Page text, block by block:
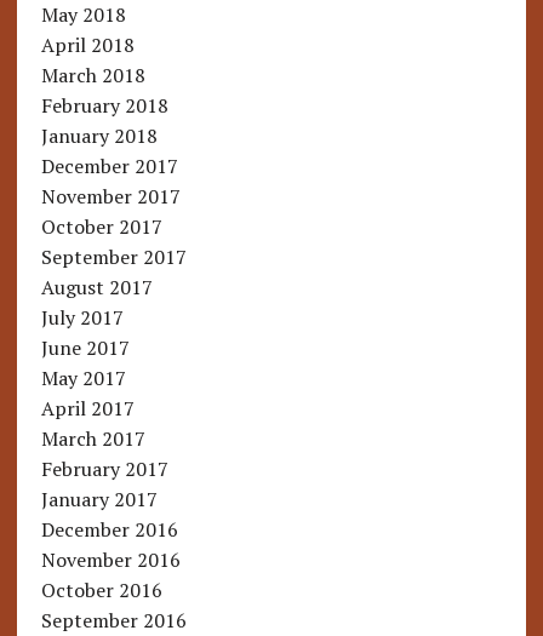
May 2018
April 2018
March 2018
February 2018
January 2018
December 2017
November 2017
October 2017
September 2017
August 2017
July 2017
June 2017
May 2017
April 2017
March 2017
February 2017
January 2017
December 2016
November 2016
October 2016
September 2016